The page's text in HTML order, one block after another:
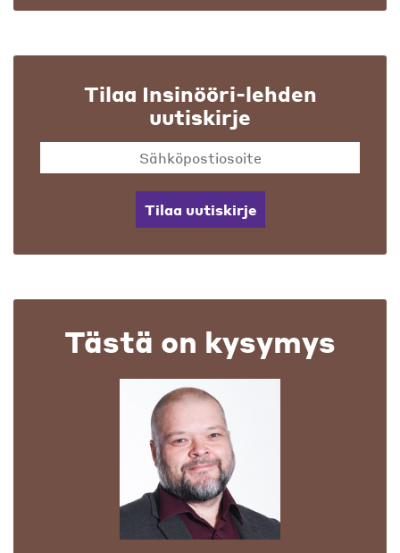
Tilaa Insinööri-lehden
uutiskirje
Tilaa uutiskirje
Tästä on kysymys